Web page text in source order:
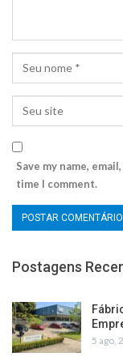
Save my name,
time I comment.
Postagens
5 ago,